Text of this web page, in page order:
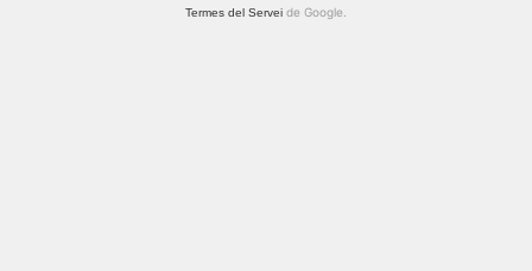
Termes del Servei de Google.